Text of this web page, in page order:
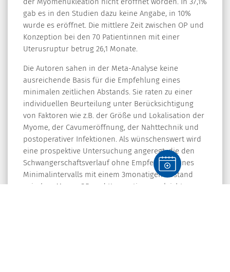
gab es in den Studien dazu keine Angabe, in 10%
wurde es eröffnet. Die mittlere Zeit zwischen OP und
Konzeption bei den 70 Patientinnen mit einer
Uterusruptur betrug 26,1 Monate.
Die Autoren sahen in der Meta-Analyse keine
ausreichende Basis für die Empfehlung eines
minimalen zeitlichen Abstands. Sie raten zu einer
individuellen Beurteilung unter Berücksichtigung
von Faktoren wie z.B. der Größe und Lokalisation der
Myome, der Cavumeröffnung, der Nahttechnik und
postoperativer Infektionen. Als wünschenswert wird
eine prospektive Untersuchung angeregt, die den
Schwangerschaftsverlauf ohne Empfehlung eines
Minimalintervalls mit einem 3monatigen Abstand
zwischen Myom-OP und Konzeption vergleicht.